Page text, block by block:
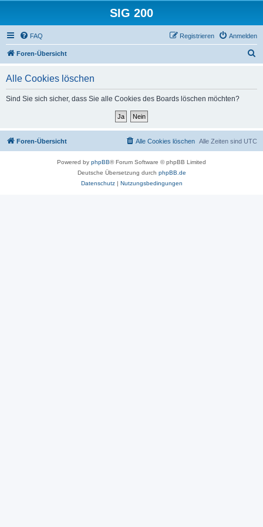
SIG 200
FAQ Anmelden
Registrieren
Foren-Übersicht
Alle Cookies löschen
Sind Sie sich sicher, dass Sie alle Cookies des Boards löschen möchten?
Foren-Übersicht Alle Zeiten sind UTC
Alle Cookies löschen
Powered by phpBB® Forum Software © phpBB Limited
Deutsche Übersetzung durch phpBB.de
Datenschutz| Nutzungsbedingungen